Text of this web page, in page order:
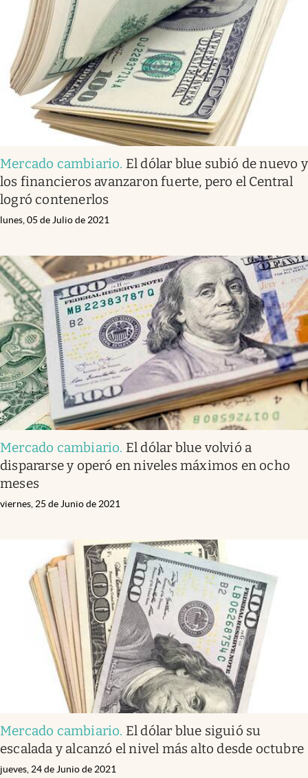
Infotechnology
Clase
Clima
Mundial 2026
Eventos Corporativos
El Cronista Studio
Mediakit
abre en nueva pestaña
Argentina
Mercado cambiario. El dólar blue subió de nuevo y
los financieros avanzaron fuerte, pero el Central
logró contenerlos
lunes, 05 de Julio de 2021
Mercado cambiario. El dólar blue volvió a
dispararse y operó en niveles máximos en ocho
meses
viernes, 25 de Junio de 2021
Mercado cambiario. El dólar blue siguió su
escalada y alcanzó el nivel más alto desde octubre
jueves, 24 de Junio de 2021